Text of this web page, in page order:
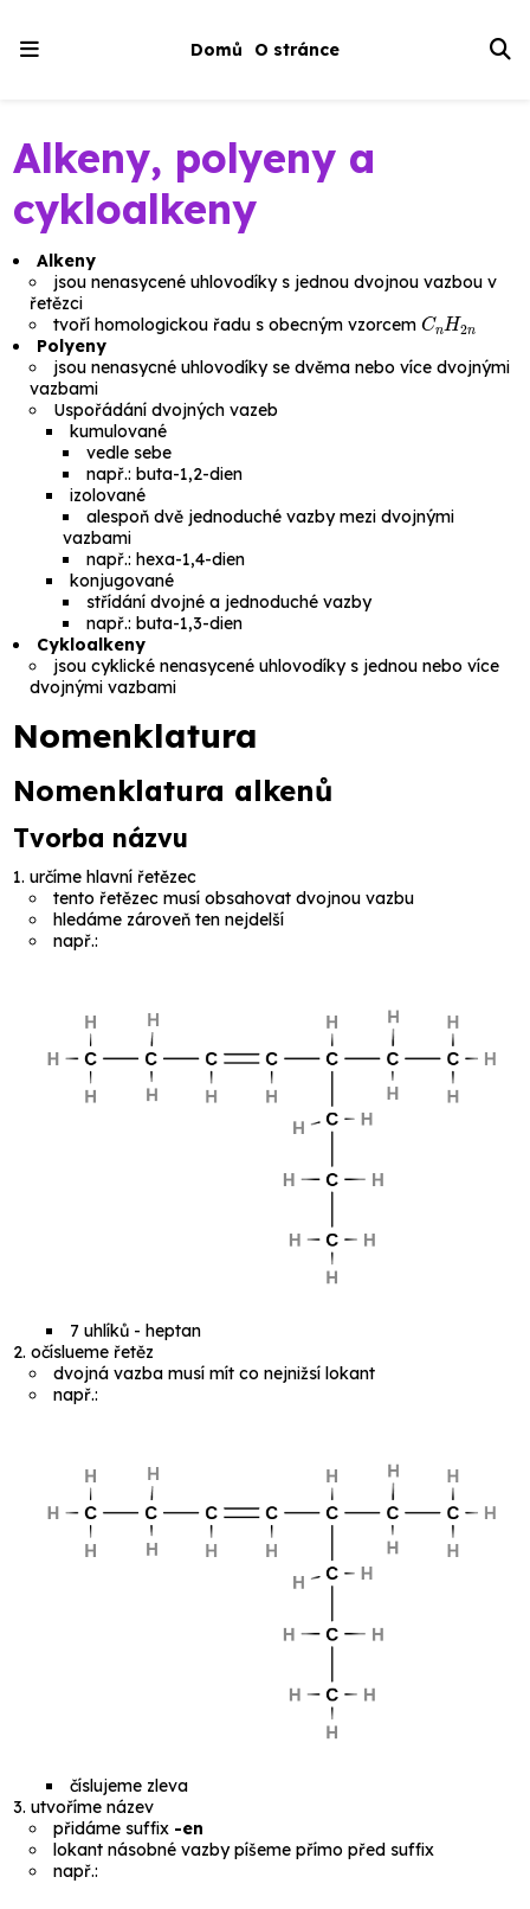
Domů O stránce
Alkeny, polyeny a
cykloalkeny
Alkeny
jsou nenasycené uhlovodíky s jednou dvojnou vazbou v
řetězci
tvoří homologickou řadu s obecným vzorcem
Cn H
Polyeny
jsou nenasycné uhlovodíky se dvěma nebo více dvojnými
vazbami
Uspořádání dvojných vazeb
kumulované
vedle sebe
např.: buta-1,2-dien
izolované
alespoň dvě jednoduché vazby mezi dvojnými
vazbami
např.: hexa-1,4-dien
konjugované
střídání dvojné a jednoduché vazby
např.: buta-1,3-dien
Cykloalkeny
jsou cyklické nenasycené uhlovodíky s jednou nebo více
dvojnými vazbami
Nomenklatura
Nomenklatura alkenů
Tvorba názvu
určíme hlavní řetězec
tento řetězec musí obsahovat dvojnou vazbu
hledáme zároveň ten nejdelší
např.:
7 uhlíků - heptan
očíslueme řetěz
dvojná vazba musí mít co nejnižsí lokant
např.:
číslujeme zleva
utvoříme název
přidáme suffix -en
lokant násobné vazby píšeme přímo před suffix
např.: